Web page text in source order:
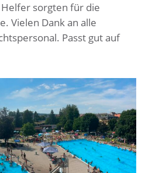
sorgten für die
Vielen Dank an alle
Passt gut auf